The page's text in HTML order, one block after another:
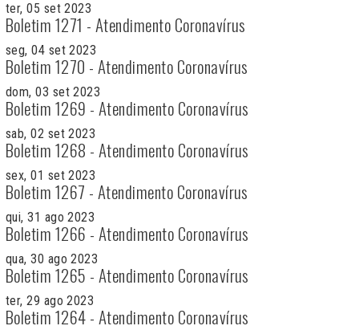
ter, 05 set 2023
Boletim 1271 - Atendimento Coronavírus
seg, 04 set 2023
Boletim 1270 - Atendimento Coronavírus
dom, 03 set 2023
Boletim 1269 - Atendimento Coronavírus
sab, 02 set 2023
Boletim 1268 - Atendimento Coronavírus
sex, 01 set 2023
Boletim 1267 - Atendimento Coronavírus
qui, 31 ago 2023
Boletim 1266 - Atendimento Coronavírus
qua, 30 ago 2023
Boletim 1265 - Atendimento Coronavírus
ter, 29 ago 2023
Boletim 1264 - Atendimento Coronavírus